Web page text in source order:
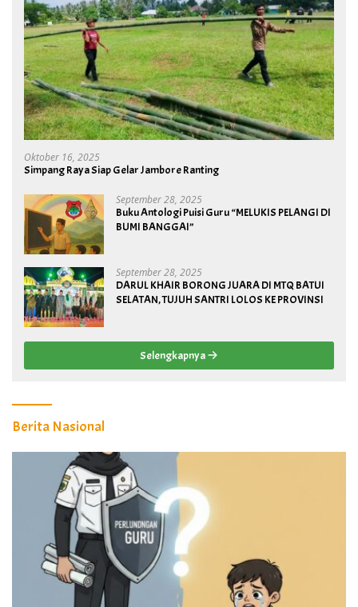
Oktober 16, 2025
Simpang Raya Siap Gelar Jambore Ranting
September 28, 2025
Buku Antologi Puisi Guru “MELUKIS PELANGI DI
BUMI BANGGAI”
September 28, 2025
DARUL KHAIR BORONG JUARA DI MTQ BATUI
SELATAN, TUJUH SANTRI LOLOS KE PROVINSI
Selengkapnya
Berita Nasional